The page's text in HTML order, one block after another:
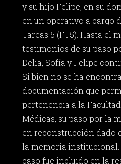
y su hijo Felipe, en su
en un operativo a cargo
Tareas 5 (FT5). Hasta el
testimonios de su paso
Delia, Sofía y Felipe
Si bien no se ha
documentación que
pertenencia a la
Médicas, su paso por la
en reconstrucción dado
la memoria institucional.
caso fue incluido en la